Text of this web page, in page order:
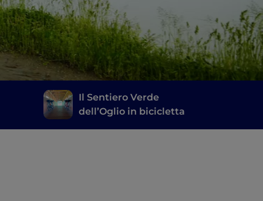
Il Sentiero Verde
dell’Oglio in bicicletta